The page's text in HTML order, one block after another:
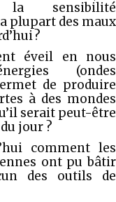
sensibilité
plupart des maux
?
éveil en nous
(ondes
de produire
à des mondes
serait peut-être
jour ?
comment les
ont pu bâtir
des outils de